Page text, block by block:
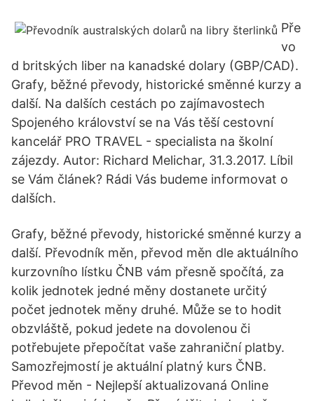
Pře
vo
d britských liber na kanadské dolary (GBP/CAD).
Grafy, běžné převody, historické směnné kurzy a
další. Na dalších cestách po zajímavostech
Spojeného království se na Vás těší cestovní
kancelář PRO TRAVEL - specialista na školní
zájezdy. Autor: Richard Melichar, 31.3.2017. Líbil
se Vám článek? Rádi Vás budeme informovat o
dalších.
Grafy, běžné převody, historické směnné kurzy a
další. Převodník měn, převod měn dle aktuálního
kurzovního lístku ČNB vám přesně spočítá, za
kolik jednotek jedné měny dostanete určitý
počet jednotek měny druhé. Může se to hodit
obzvláště, pokud jedete na dovolenou či
potřebujete přepočítat vaše zahraniční platby.
Samozřejmostí je aktuální platný kurs ČNB.
Převod měn - Nejlepší aktualizovaná Online